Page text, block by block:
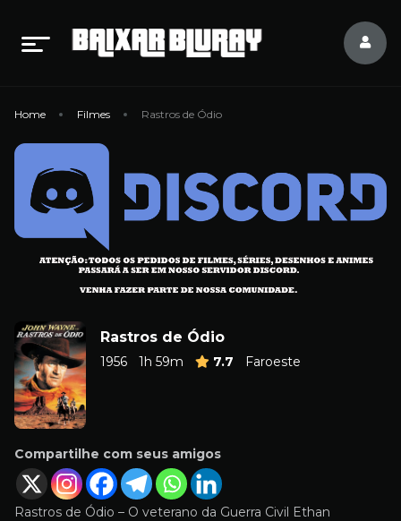
Home Filmes Rastros de Ódio
Rastros de Ódio
1956 1h 59m 7.7 Faroeste
Compartilhe com seus amigos
Rastros de Ódio – O veterano da Guerra Civil Ethan